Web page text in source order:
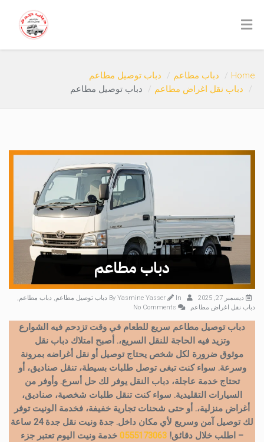
Home دباب مطاعم
دباب توصيل مطاعم
دباب نقل اغراض مطاعم
دباب توصيل مطاعم
ديسمبر 27, 2025 Yasmine Yasser In دباب توصيل مطاعم, دباب مطاعم,
دباب نقل اغراض مطاعم
دبابتوصيل مطاعم سريع للطعام في وقت تزدحم فيه الشوارع
وتزيد فيه الحاجة للنقل السريع،. أصبح امتلاك دباب نقل
موثوق ضرورة لكل شخص يحتاج توصيل أو نقل أغراضه بمرونة
وسرعة. سواء كنت تبغى توصل طلبات بسيطة، تنقل صناديق، أو
تحتاج خدمة عاجلة، دباب النقل يوفر لك حل أسرع. وأوفر من
السيارات التقليدية. سواء كنت تنقل طلبات شخصية، صناديق،
أغراض منزلية،. أو حتى شحنات تجارية خفيفة، فخدمة الونيت توفر
لك توصيل آمن وسريع لأي مكان داخل.
جدة ونيت نقل جدة 24 ساعة
– اطلب خلال دقائق! 0555173063 خدمة ونيت اليوم تعتبر جزء